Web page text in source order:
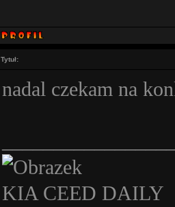
Tytuł:
nadal czekam na
KIA CEED DAILY